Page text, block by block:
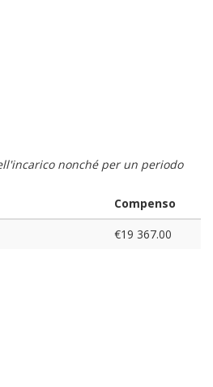
nonché per un periodo
Compenso
€19 367.00